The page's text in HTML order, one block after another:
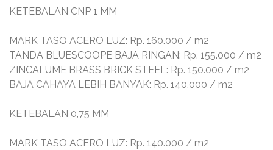
KETEBALAN CNP 1 MM
MARK TASO ACERO LUZ: Rp. 160.000 / m2
TANDA BLUESCOOPE BAJA RINGAN: Rp. 155.000 / m2
ZINCALUME BRASS BRICK STEEL: Rp. 150.000 / m2
BAJA CAHAYA LEBIH BANYAK: Rp. 140.000 / m2
KETEBALAN 0,75 MM
MARK TASO ACERO LUZ: Rp. 140.000 / m2